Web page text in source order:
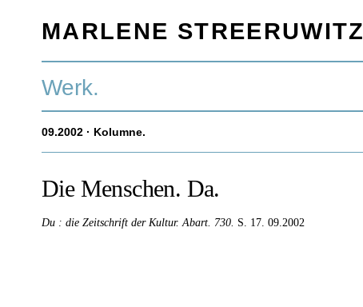
MARLENE STREERUWITZ
Werk.
09.2002 · Kolumne.
Die Menschen. Da.
Du : die Zeitschrift der Kultur. Abart. 730. S. 17. 09.2002